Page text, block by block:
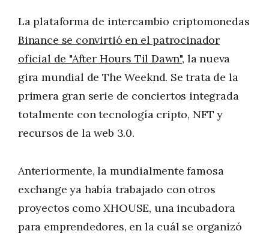
La plataforma de intercambio criptomonedas
Binance se convirtió en el patrocinador
oficial de "After Hours Til Dawn", la nueva
gira mundial de The Weeknd. Se trata de la
primera gran serie de conciertos integrada
totalmente con tecnología cripto, NFT y
recursos de la web 3.0.
Anteriormente, la mundialmente famosa
exchange ya había trabajado con otros
proyectos como XHOUSE, una incubadora
para emprendedores, en la cuál se organizó